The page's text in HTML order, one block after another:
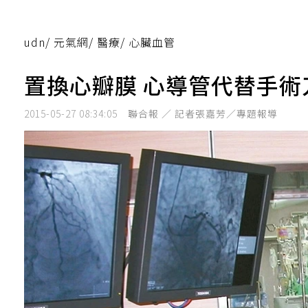
udn/ 元氣網/ 醫療/ 心臟血管
置換心瓣膜 心導管代替手
2015-05-27 08:34:05 聯合報 ／ 記者張嘉芳／專題報導